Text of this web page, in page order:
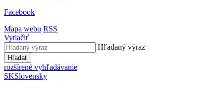
Facebook
Mapa webu RSS
Vytlačiť
Hľadaný výraz
Hľadať
rozšírené vyhľadávanie
SKSlovensky